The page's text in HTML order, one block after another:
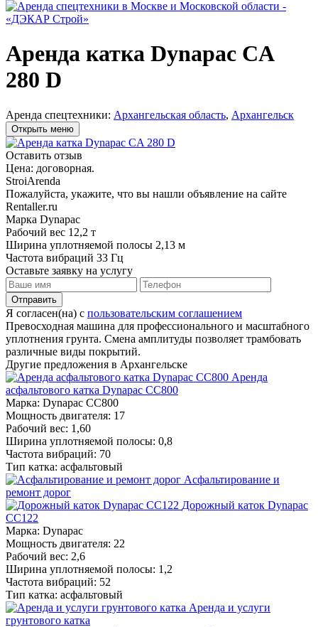
Аренда катка Dynapac CA
280 D
Аренда спецтехники: Архангельская область, Архангельск
Открыть меню
Оставить отзыв
Цена: договорная.
StroiArenda
Пожалуйста, укажите, что вы нашли объявление на сайте
Rentaller.ru
Марка Dynapac
Рабочий вес 12,2 т
Ширина уплотняемой полосы 2,13 м
Частота вибраций 33 Гц
Оставьте заявку на услугу
Я согласен(на) с пользовательским соглашением
Превосходная машина для профессионального и масштабного
уплотнения грунта. Смена амплитуды позволяет трамбовать
различные виды покрытий.
Другие предложения в Архангельске
Аренда
асфальтового катка Dynapac CС800
Марка: Dynapac CС800
Мощность двигателя: 17
Рабочий вес: 1,60
Ширина уплотняемой полосы: 0,8
Частота вибраций: 70
Тип катка: асфальтовый
Асфальтирование и
ремонт дорог
Дорожный каток Dynapac
CС122
Марка: Dynapac
Мощность двигателя: 22
Рабочий вес: 2,6
Ширина уплотняемой полосы: 1,2
Частота вибраций: 52
Тип катка: асфальтовый
Аренда и услуги
грунтового катка